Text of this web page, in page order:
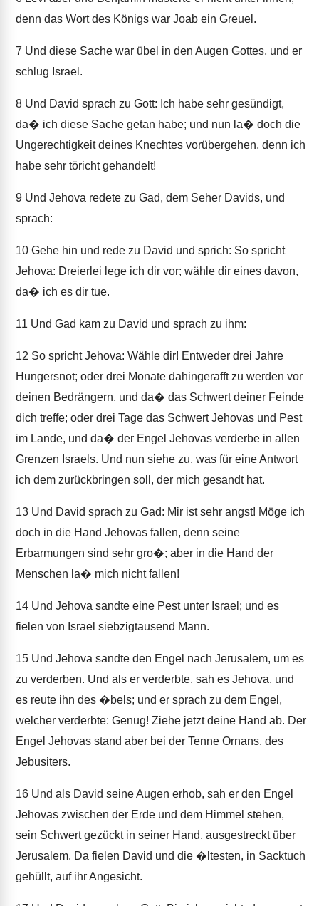
denn das Wort des Königs war Joab ein Greuel.
7 Und diese Sache war übel in den Augen Gottes, und er
schlug Israel.
8 Und David sprach zu Gott: Ich habe sehr gesündigt,
da� ich diese Sache getan habe; und nun la� doch die
Ungerechtigkeit deines Knechtes vorübergehen, denn ich
habe sehr töricht gehandelt!
9 Und Jehova redete zu Gad, dem Seher Davids, und
sprach:
10 Gehe hin und rede zu David und sprich: So spricht
Jehova: Dreierlei lege ich dir vor; wähle dir eines davon,
da� ich es dir tue.
11 Und Gad kam zu David und sprach zu ihm:
12 So spricht Jehova: Wähle dir! Entweder drei Jahre
Hungersnot; oder drei Monate dahingerafft zu werden vor
deinen Bedrängern, und da� das Schwert deiner Feinde
dich treffe; oder drei Tage das Schwert Jehovas und Pest
im Lande, und da� der Engel Jehovas verderbe in allen
Grenzen Israels. Und nun siehe zu, was für eine Antwort
ich dem zurückbringen soll, der mich gesandt hat.
13 Und David sprach zu Gad: Mir ist sehr angst! Möge ich
doch in die Hand Jehovas fallen, denn seine
Erbarmungen sind sehr gro�; aber in die Hand der
Menschen la� mich nicht fallen!
14 Und Jehova sandte eine Pest unter Israel; und es
fielen von Israel siebzigtausend Mann.
15 Und Jehova sandte den Engel nach Jerusalem, um es
zu verderben. Und als er verderbte, sah es Jehova, und
es reute ihn des �bels; und er sprach zu dem Engel,
welcher verderbte: Genug! Ziehe jetzt deine Hand ab. Der
Engel Jehovas stand aber bei der Tenne Ornans, des
Jebusiters.
16 Und als David seine Augen erhob, sah er den Engel
Jehovas zwischen der Erde und dem Himmel stehen,
sein Schwert gezückt in seiner Hand, ausgestreckt über
Jerusalem. Da fielen David und die �ltesten, in Sacktuch
gehüllt, auf ihr Angesicht.